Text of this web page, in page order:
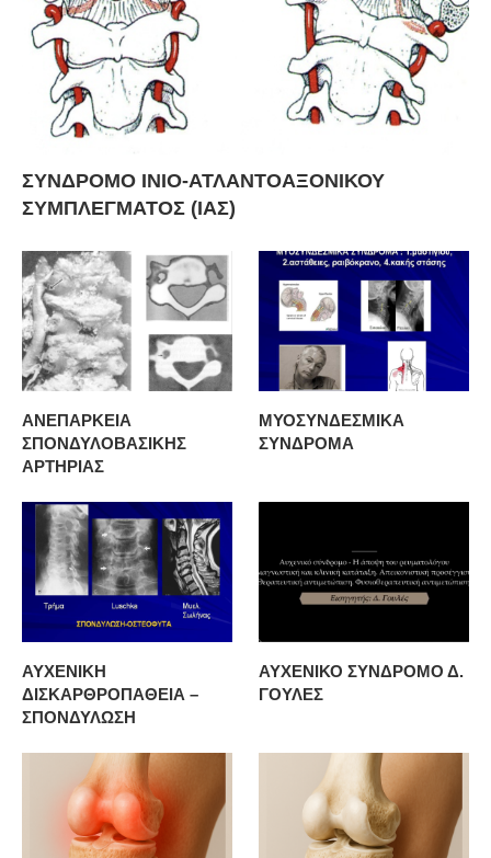
ΣΥΝΔΡΟΜΟ ΙΝΙΟ-ΑΤΛΑΝΤΟΑΞΟΝΙΚΟΥ
ΣΥΜΠΛΕΓΜΑΤΟΣ (ΙΑΣ)
ΑΝΕΠΑΡΚΕΙΑ
ΣΠΟΝΔΥΛΟΒΑΣΙΚΗΣ
ΑΡΤΗΡΙΑΣ
ΜΥΟΣΥΝΔΕΣΜΙΚΑ
ΣΥΝΔΡΟΜΑ
ΑΥΧΕΝΙΚΗ
ΔΙΣΚΑΡΘΡΟΠΑΘΕΙΑ –
ΣΠΟΝΔΥΛΩΣΗ
ΑΥΧΕΝΙΚΟ ΣΥΝΔΡΟΜΟ Δ.
ΓΟΥΛΕΣ